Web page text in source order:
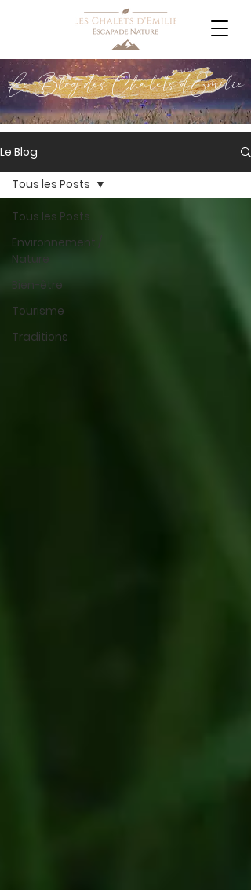
Le Blog des Chalets d'Emilie
Le Blog
Tous les Posts
Environnement /
Nature
Bien-être
Tourisme
Traditions
Tous les Posts